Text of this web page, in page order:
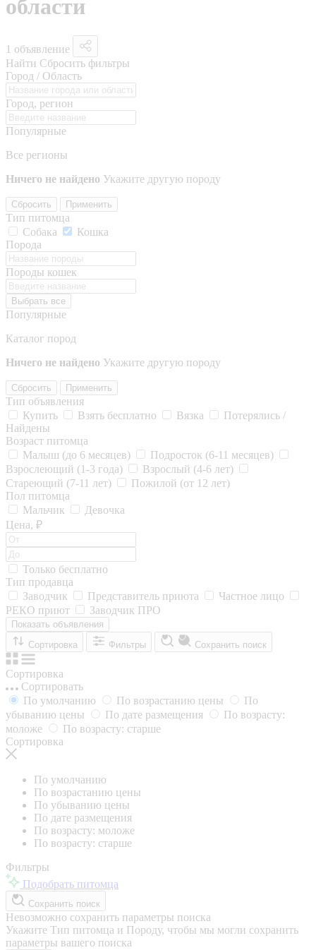
области
1 объявление
Найти Сбросить фильтры
Город / Область
Город, регион
Популярные
Все регионы
Ничего не найдено Укажите другую породу
Сбросить Применить
Тип питомца
Собака
Кошка
Порода
Породы кошек
Выбрать все
Популярные
Каталог пород
Ничего не найдено Укажите другую породу
Сбросить Применить
Тип объявления
Купить
Взять бесплатно Вязка
Потерялись /
Найдены
Возраст питомца
Малыш (до 6 месяцев)
Подросток (6-11 месяцев)
Взрослеющий (1-3 года)
Взрослый (4-6 лет)
Стареющий (7-11 лет)
Пожилой (от 12 лет)
Пол питомца
Мальчик
Девочка
Цена, ₽
Только бесплатно
Тип продавца
Заводчик
Представитель приюта
Частное лицо
РЕКО приют
Заводчик ПРО
Показать объявления
Сортировка
Фильтры Сохранить поиск
Сортировка
Сортировать
По умолчанию
По возрастанию цены
По
убыванию цены
По дате размещения
По возрасту:
моложе
По возрасту: старше
Сортировка
По умолчанию
По возрастанию цены
По убыванию цены
По дате размещения
По возрасту: моложе
По возрасту: старше
Фильтры
Подобрать питомца
Сохранить поиск
Невозможно сохранить параметры поиска
Укажите Тип питомца и Породу, чтобы мы могли сохранить
параметры вашего поиска